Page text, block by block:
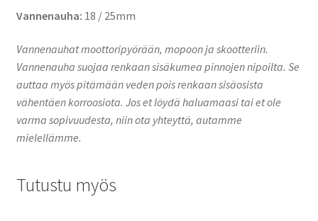
Vannenauha: 18 / 25mm
Vannenauhat moottoripyörään, mopoon ja skootteriin.
Vannenauha suojaa renkaan sisäkumea pinnojen nipoilta. Se
auttaa myös pitämään veden pois renkaan sisäosista
vähentäen korroosiota. Jos et löydä haluamaasi tai et ole
varma sopivuudesta, niin ota yhteyttä, autamme
mielellämme.
Tutustu myös